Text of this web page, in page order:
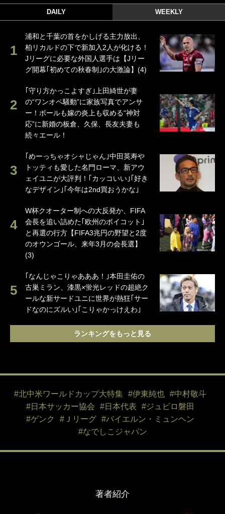
DAILY WEEKLY
浦和と千葉の首をかしげる主力放出、
柏リカルドの下で新加入2人が化ける！
Jリーグに必要な外国人選手は【Jリー
グ開幕｢初めての秋春制｣の大激論】(4)
｢守り方かっこよすぎ｣上田綺世が妻
の“ワンオペ騒動”に家族写真でアンサ
ー！ボールも嫁の炎上も収める“神対
応”に新婚の板倉、久保、長友夫妻も
続々エール！
｢めーっちゃオシャじゃん｣中田英寿や
トッティも愛した名門ローマ、新アウ
ェイユニが大評判！｢カッコいい｣｢好き
なデザイン｣｢今年は2nd買おうかな｣
W杯クオーター制への大反発か、FIFA
会長を追い詰めた｢欧州のボイコット｣
と再選の行方【FIFA3兆円の野望と2度
のオウンゴール、来年3月の会長選】
(3)
｢なんじゃこりゃあああ！｣本田圭佑の
古巣ミラン、漆黒×蛍光レッドの超絶ク
ールな新サードユニに世界が熱狂｢サー
ドなのにズルい｣｢こりゃかっけえわ｣
ランキングをもっと見る
#北中米ワールドカップ大特集 #伊東純也
#中村敬斗
#日本サッカー協会
#日本代表
#ジュビロ磐田
#ゲンク
#Ｊリーグ
#バイエルン・ミュンヘン
#なでしこジャパン
著者紹介